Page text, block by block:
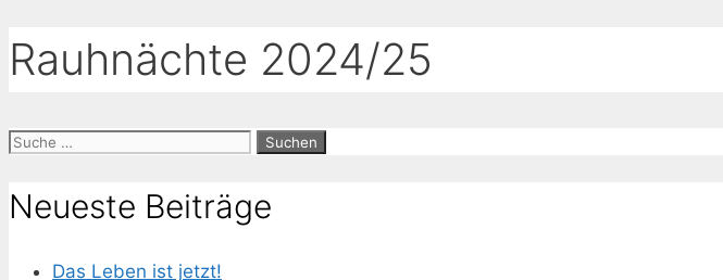
Rauhnächte 2024/25
Suche
Neueste Beiträge
Das Leben ist jetzt!